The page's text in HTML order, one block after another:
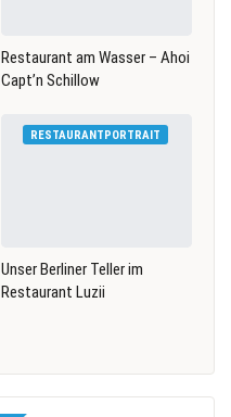
Restaurant am Wasser – Ahoi
Capt’n Schillow
RESTAURANTPORTRAIT
Unser Berliner Teller im
Restaurant Luzii